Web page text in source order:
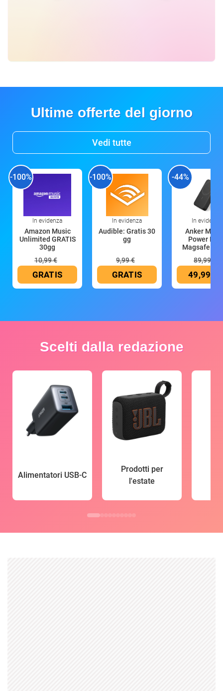
Ultime offerte del giorno
Vedi tutte
-100%
In evidenza
Amazon Music
Unlimited GRATIS
30gg
10,99 €
GRATIS
-100%
In evidenza
Audible: Gratis 30
gg
9,99 €
GRATIS
-44%
In evidenza
Anker
Power
Magsafe
89,99 €
49,99 €
Scelti dalla redazione
Alimentatori USB-C
Prodotti per
l'estate